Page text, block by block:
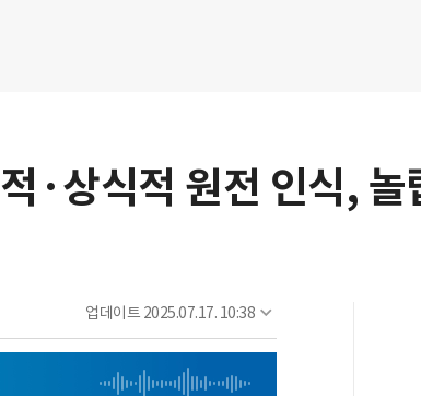
·상식적 원전 인식, 놀
업데이트 2025.07.17. 10:38